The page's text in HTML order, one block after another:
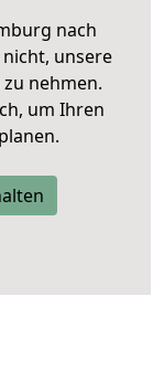
nach
unsere
nehmen.
um Ihren